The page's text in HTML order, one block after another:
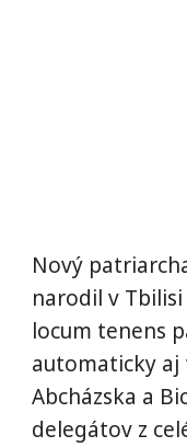
Nový
narodil v
locum tenens
automaticky
Abcházska a
delegátov z